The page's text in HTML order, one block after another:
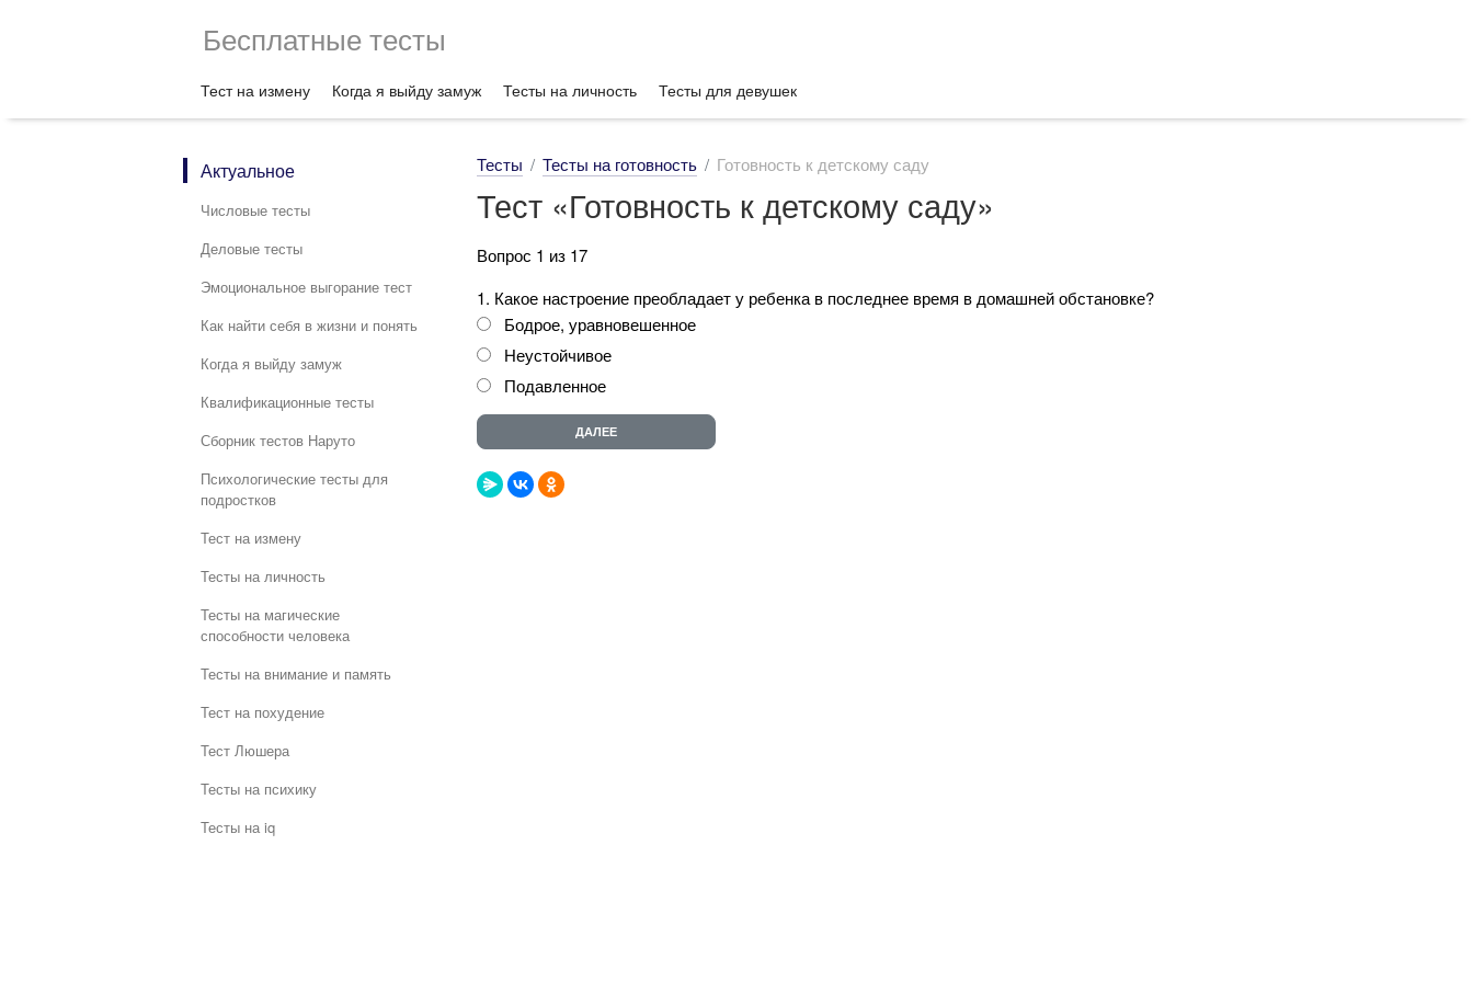
Бесплатные тесты
Тест на измену Когда я выйду замуж Тесты на личность Тесты для девушек
Актуальное
Числовые тесты
Деловые тесты
Эмоциональное выгорание тест
Как найти себя в жизни и понять
Когда я выйду замуж
Квалификационные тесты
Сборник тестов Наруто
Психологические тесты для
подростков
Тест на измену
Тесты на личность
Тесты на магические
способности человека
Тесты на внимание и память
Тест на похудение
Тест Люшера
Тесты на психику
Тесты на iq
Тесты Тесты на готовность Готовность к детскому саду
Тест «Готовность к детскому саду»
Вопрос 1 из 17
1. Какое настроение преобладает у ребенка в последнее время в домашней обстановке?
Бодрое, уравновешенное
Неустойчивое
Подавленное